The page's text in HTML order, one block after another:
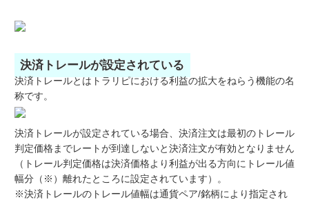
決済トレールが設定されている
決済トレールとはトラリピにおける利益の拡大をねらう機能の名
称です。
決済トレールが設定されている場合、決済注文は最初のトレール
判定価格までレートが到達しないと決済注文が有効となりません
（トレール判定価格は決済価格より利益が出る方向にトレール値
幅分（※）離れたところに設定されています）。
※決済トレールのトレール値幅は通貨ペア/銘柄により指定され